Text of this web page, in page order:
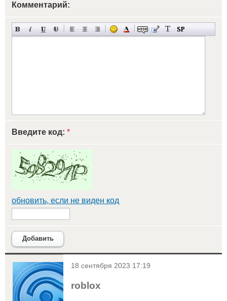
Комментарий:
Введите код: *
обновить, если не виден код
Добавить
< 18 сентября 2023 17:19
roblox